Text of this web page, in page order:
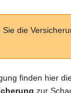
die
finden hier
zur